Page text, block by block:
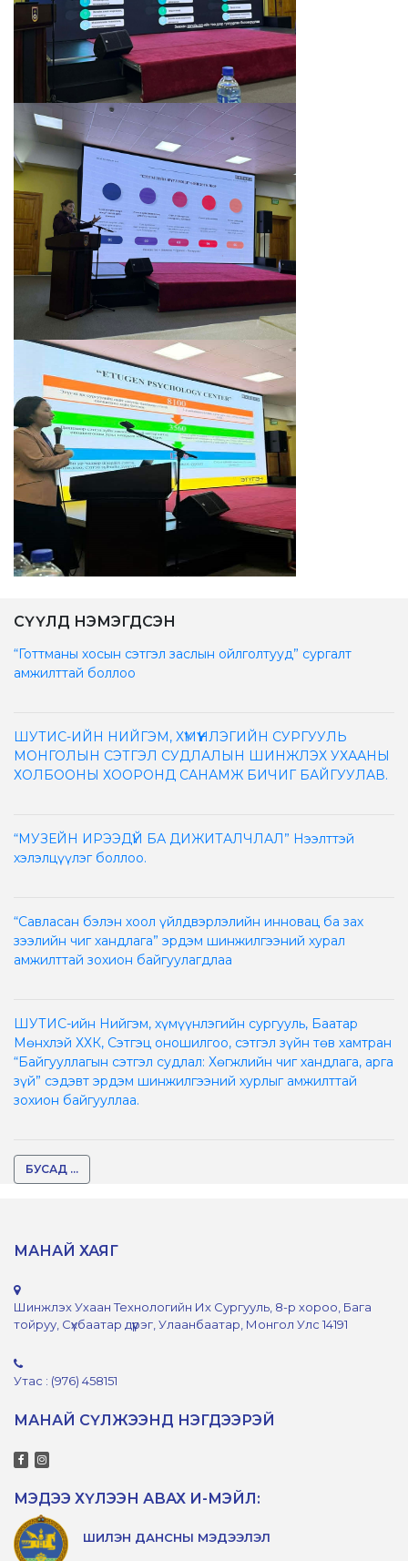
СҮҮЛД НЭМЭГДСЭН
“Готтманы хосын сэтгэл заслын ойлголтууд” сургалт
амжилттай боллоо
ШУТИС-ИЙН НИЙГЭМ, ХҮМҮҮНЛЭГИЙН СУРГУУЛЬ
МОНГОЛЫН СЭТГЭЛ СУДЛАЛЫН ШИНЖЛЭХ УХААНЫ
ХОЛБООНЫ ХООРОНД САНАМЖ БИЧИГ БАЙГУУЛАВ.
“МУЗЕЙН ИРЭЭДҮЙ БА ДИЖИТАЛЧЛАЛ” Нээлттэй
хэлэлцүүлэг боллоо.
“Савласан бэлэн хоол үйлдвэрлэлийн инновац ба зах
зээлийн чиг хандлага” эрдэм шинжилгээний хурал
амжилттай зохион байгуулагдлаа
ШУТИС-ийн Нийгэм, хүмүүнлэгийн сургууль, Баатар
Мөнхлэй ХХК, Сэтгэц оношилгоо, сэтгэл зүйн төв хамтран
“Байгууллагын сэтгэл судлал: Хөгжлийн чиг хандлага, арга
зүй” сэдэвт эрдэм шинжилгээний хурлыг амжилттай
зохион байгууллаа.
БУСАД ...
МАНАЙ ХАЯГ
Шинжлэх Ухаан Технологийн Их Сургууль, 8-р хороо, Бага
тойруу, Сүхбаатар дүүрэг, Улаанбаатар, Монгол Улс 14191
Утас : (976) 458151
МАНАЙ СҮЛЖЭЭНД НЭГДЭЭРЭЙ
МЭДЭЭ ХҮЛЭЭН АВАХ И-МЭЙЛ:
ШИЛЭН ДАНСНЫ МЭДЭЭЛЭЛ